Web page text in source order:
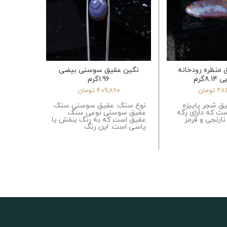
منظره رودخانه
تومان
شجر پاییزه
که دارای رگه
و قرمز
نگین عقیق سوسنی بیضی
1.96گرم
409,860 تومان
نوع سنگ: عقیق سوسنی سنگ
عقیق سوسنی نوعی سنگ
عقیق است که به رنگ بنفش یا
یاسی است. این رنگ